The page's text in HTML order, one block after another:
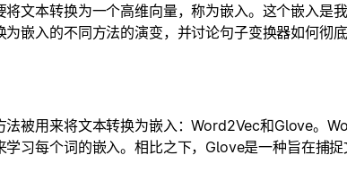
文本转换为一个高维向量，称为嵌入。这个嵌入是
嵌入的不同方法的演变，并讨论句子变换器如何彻
被用来将文本转换为嵌入：Word2Vec和Glove。
习每个词的嵌入。相比之下，Glove是一种旨在捕捉